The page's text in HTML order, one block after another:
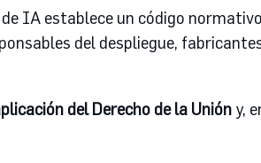
IA establece un código
del despliegue,
del Derecho de la Unión y,